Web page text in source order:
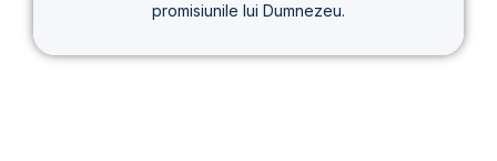
promisiunile lui Dumnezeu.